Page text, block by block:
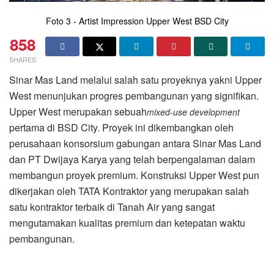
Foto 3 - Artist Impression Upper West BSD City
858
SHARES
Sinar Mas Land melalui salah satu proyeknya yakni Upper
West menunjukan progres pembangunan yang signifikan.
Upper West merupakan sebuahmixed-use development
pertama di BSD City. Proyek ini dikembangkan oleh
perusahaan konsorsium gabungan antara Sinar Mas Land
dan PT Dwijaya Karya yang telah berpengalaman dalam
membangun proyek premium. Konstruksi Upper West pun
dikerjakan oleh TATA Kontraktor yang merupakan salah
satu kontraktor terbaik di Tanah Air yang sangat
mengutamakan kualitas premium dan ketepatan waktu
pembangunan.